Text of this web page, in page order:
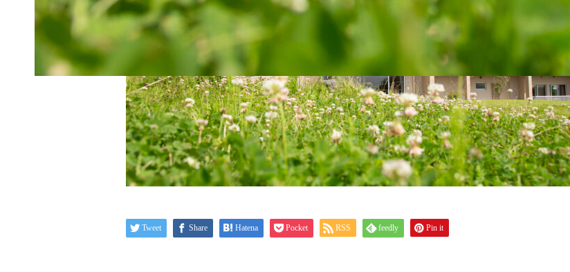
Tweet Share Hatena Pocket RSS feedly Pin it